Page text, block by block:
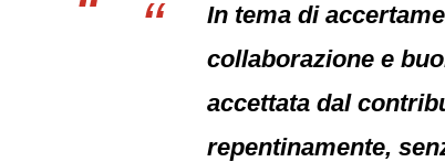
In tema di
collaborazione e
accettata dal
repentinamente,